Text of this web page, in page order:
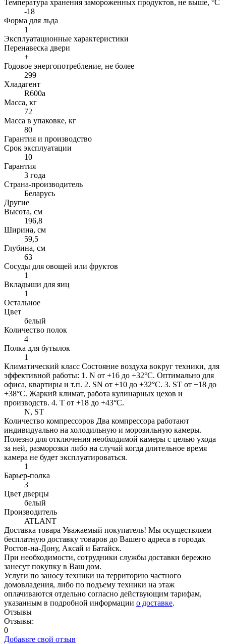
Температура хранения замороженных продуктов, не выше, °С
-18
Форма для льда
1
Эксплуатационные характеристики
Перенавеска двери
+
Годовое энергопотребление, не более
299
Хладагент
R600a
Масса, кг
72
Масса в упаковке, кг
80
Гарантия и производство
Срок эксплуатации
10
Гарантия
3 года
Страна-производитель
Беларусь
Другие
Высота, см
196,8
Ширина, см
59,5
Глубина, см
63
Сосуды для овощей или фруктов
1
Вкладыши для яиц
1
Остальное
Цвет
белый
Количество полок
4
Полка для бутылок
1
Климатический класс Состояние воздуха вокруг техники, для
эффективной работы: 1. N от +16 до +32°C. Оптимально для
офиса, квартиры и т.п. 2. SN от +10 до +32°C. 3. ST от +18 до
+38°C. Жаркий климат, работа кулинарных цехов и
производств. 4. Т от +18 до +43°C.
N, ST
Количество компрессоров Два компрессора работают
индивидуально на холодильную и морозильную камеры.
Полезно для отключения необходимой камеры с целью ухода
за ней, разморозки либо на случай когда длительное время
камера не будет эксплуатироваться.
1
Барьер-полка
3
Цвет дверцы
белый
Производитель
ATLANT
Доставка товара Уважаемый покупатель! Мы осуществляем
бесплатную доставку товаров до Вашего адреса в городах
Ростов-на-Дону, Аксай и Батайск.
При необходимости, сотрудники службы доставки бережно
занесут покупку в Ваш дом.
Услуги по заносу техники на территорию частного
домовладения, либо по подъему техники на этаж
оплачиваются отдельно согласно действующим тарифам,
указанным в подробной информации о доставке.
Отзывы
Отзывы:
0
Добавьте свой отзыв